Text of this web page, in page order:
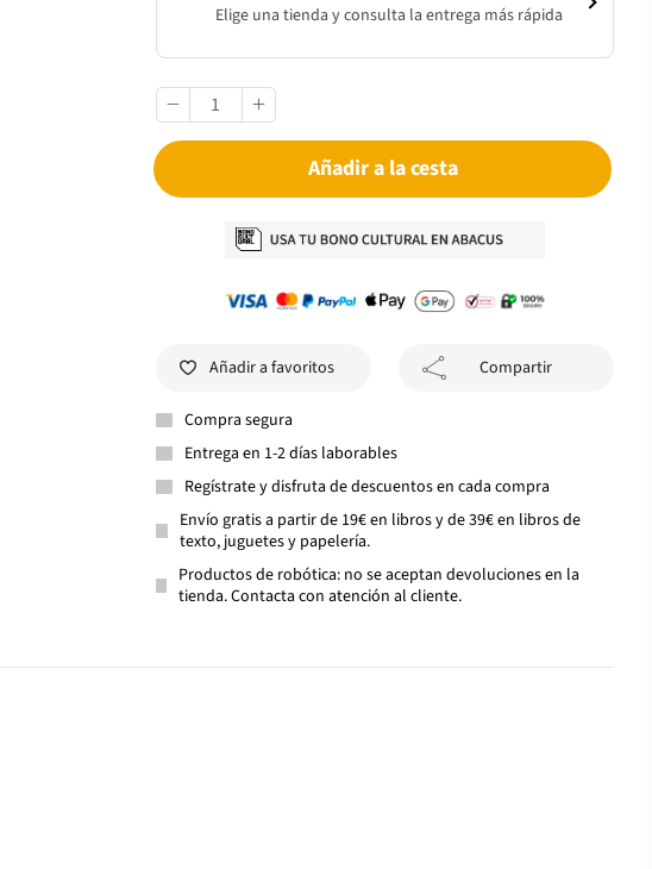
Elige una tienda y consulta la entrega más rápida
Añadir a la cesta
Añadir a favoritos Compartir
Compra segura
Entrega en 1-2 días laborables
Regístrate y disfruta de descuentos en cada compra
Envío gratis a partir de 19€ en libros y de 39€ en libros de
texto, juguetes y papelería.
Productos de robótica: no se aceptan devoluciones en la
tienda. Contacta con atención al cliente.